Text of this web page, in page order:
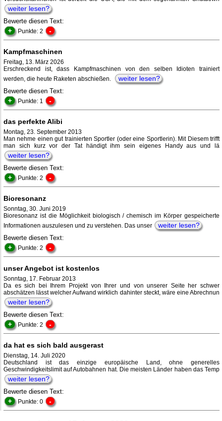
weiter lesen?
Bewerte diesen Text:
+ Punkte: 2 -
Kampfmaschinen
Freitag, 13. März 2026
Erschreckend ist, dass Kampfmaschinen von den selben Idioten trainiert
werden, die heute Raketen abschießen.
weiter lesen?
Bewerte diesen Text:
+ Punkte: 1 -
das perfekte Alibi
Montag, 23. September 2013
Man nehme einen gut trainierten Sportler (oder eine Sportlerin). Mit Diesem trifft
man sich kurz vor der Tat händigt ihm sein eigenes Handy aus und lä
weiter lesen?
Bewerte diesen Text:
+ Punkte: 2 -
Bioresonanz
Sonntag, 30. Juni 2019
Bioresonanz ist die Möglichkeit biologisch / chemisch im Körper gespeicherte
Informationen auszulesen und zu verstehen. Das unser
weiter lesen?
Bewerte diesen Text:
+ Punkte: 2 -
unser Angebot ist kostenlos
Sonntag, 17. Februar 2013
Da es sich bei Ihrem Projekt von Ihrer und von unserer Seite her schwer
abschätzen lässt welcher Aufwand wirklich dahinter steckt, wäre eine Abrechnun
weiter lesen?
Bewerte diesen Text:
+ Punkte: 2 -
da hat es sich bald ausgerast
Dienstag, 14. Juli 2020
Deutschland ist das einzige europäische Land, ohne generelles
Geschwindigkeitslimit auf Autobahnen hat. Die meisten Länder haben das Temp
weiter lesen?
Bewerte diesen Text:
+ Punkte: 0 -